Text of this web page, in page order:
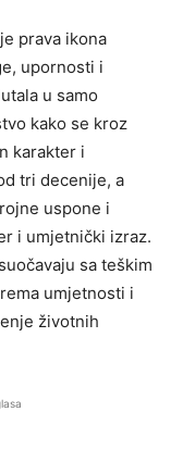
prava ikona
upornosti i
u samo
kako se kroz
karakter i
tri decenije, a
uspone i
i umjetnički izraz.
sa teškim
umjetnosti i
životnih